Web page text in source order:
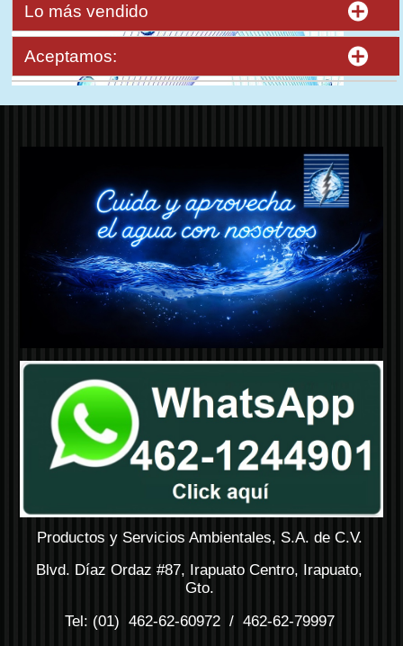
Lo más vendido
Aceptamos:
Productos y Servicios Ambientales, S.A. de C.V.
Blvd. Díaz Ordaz #87, Irapuato Centro, Irapuato,
Gto.
Tel: (01) 462-62-60972 / 462-62-79997